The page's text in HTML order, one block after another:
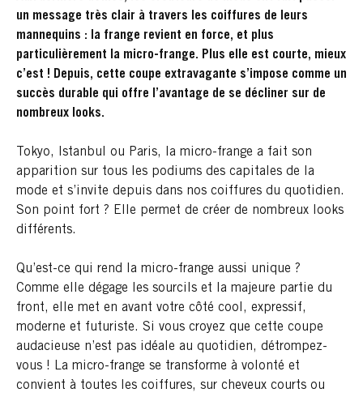
un message très clair à travers les coiffures de leurs
mannequins : la frange revient en force, et plus
particulièrement la micro-frange. Plus elle est courte, mieux
c’est ! Depuis, cette coupe extravagante s’impose comme un
succès durable qui offre l’avantage de se décliner sur de
nombreux looks.
Tokyo, Istanbul ou Paris, la micro-frange a fait son
apparition sur tous les podiums des capitales de la
mode et s’invite depuis dans nos coiffures du quotidien.
Son point fort ? Elle permet de créer de nombreux looks
différents.
Qu’est-ce qui rend la micro-frange aussi unique ?
Comme elle dégage les sourcils et la majeure partie du
front, elle met en avant votre côté cool, expressif,
moderne et futuriste. Si vous croyez que cette coupe
audacieuse n’est pas idéale au quotidien, détrompez-
vous ! La micro-frange se transforme à volonté et
convient à toutes les coiffures, sur cheveux courts ou